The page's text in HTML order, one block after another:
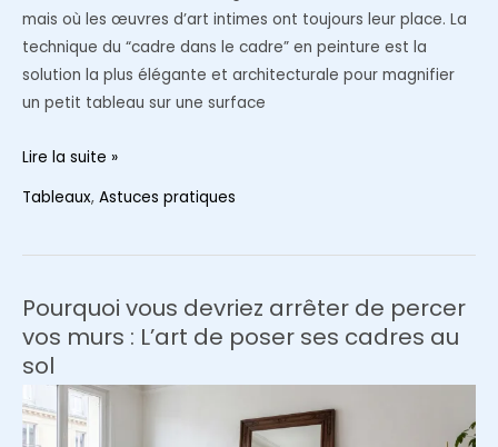
mais où les œuvres d’art intimes ont toujours leur place. La
technique du “cadre dans le cadre” en peinture est la
solution la plus élégante et architecturale pour magnifier
un petit tableau sur une surface
L’espace
technique
“cadre
dans
le
cadre”
Lire la suite »
Tableaux, Astuces pratiques
Pourquoi vous devriez arrêter de percer
vos murs : L’art de poser ses cadres au
sol